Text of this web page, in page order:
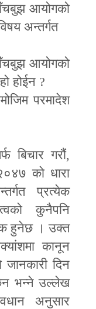
आयोगको
अन्तर्गत
आयोगको
होईन ?
परमादेश
बिचार गरौं,
को धारा
प्रत्येक
कुनैपनि
हुनेछ । उक्त
कानून
जानकारी दिन
भन्ने उल्लेख
अनुसार